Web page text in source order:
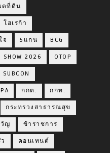
ดที่ดิน
โฮเรก้า
จ 5แกน BCG
SHOW 2026 OTOP
SUBCON
กกต. กกท.
กระทรวงสาธารณสุข
ญ ข้าราชการ
คอนเทนต์